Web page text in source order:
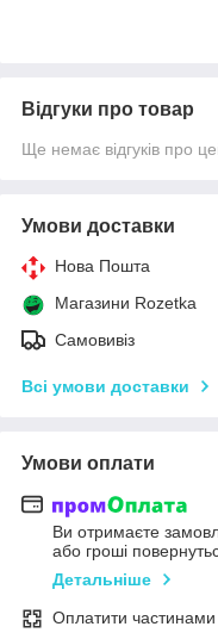
Відгуки про товар
Ще немає відгуків про
Умови доставки
Нова Пошта
Магазини Rozetka
Самовивіз
Всі умови доставки
Умови оплати
Ви отримаєте
або гроші
Детальніше
Оплатити частинами